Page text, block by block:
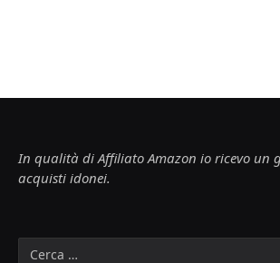
In qualità di Affiliato Amazon io ricevo un
acquisti idonei.